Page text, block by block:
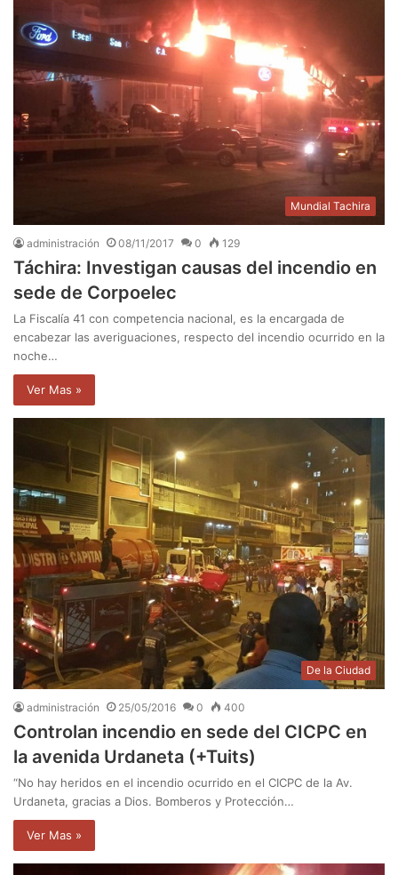
Mundial Tachira
administración 08/11/2017 0 129
Táchira: Investigan causas del incendio en
sede de Corpoelec
La Fiscalía 41 con competencia nacional, es la encargada de
encabezar las averiguaciones, respecto del incendio ocurrido en la
noche…
Ver Mas »
De la Ciudad
administración 25/05/2016 0 400
Controlan incendio en sede del CICPC en
la avenida Urdaneta (+Tuits)
“No hay heridos en el incendio ocurrido en el CICPC de la Av.
Urdaneta, gracias a Dios. Bomberos y Protección…
Ver Mas »